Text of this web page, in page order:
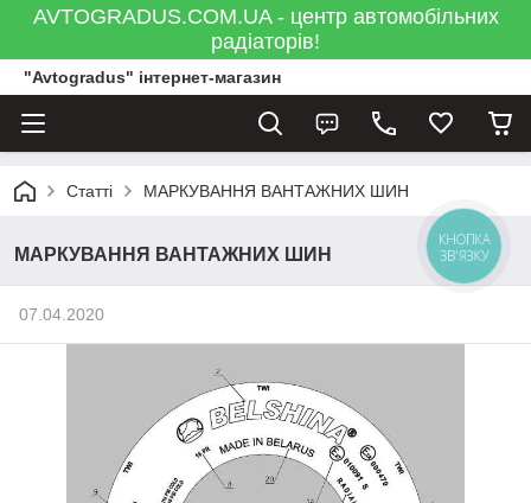
AVTOGRADUS.COM.UA - центр автомобільних
радіаторів!
"Avtogradus" інтернет-магазин
Статті МАРКУВАННЯ ВАНТАЖНИХ ШИН
МАРКУВАННЯ ВАНТАЖНИХ ШИН
07.04.2020
КНОПКА
ЗВ'ЯЗКУ